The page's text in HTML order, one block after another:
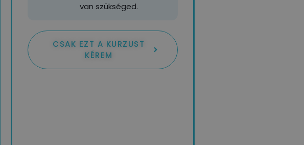
van szükséged.
CSAK EZT A KURZUST
KÉREM